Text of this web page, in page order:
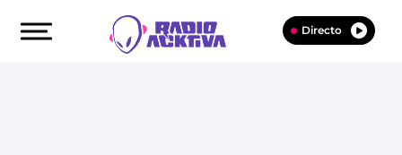
Directo